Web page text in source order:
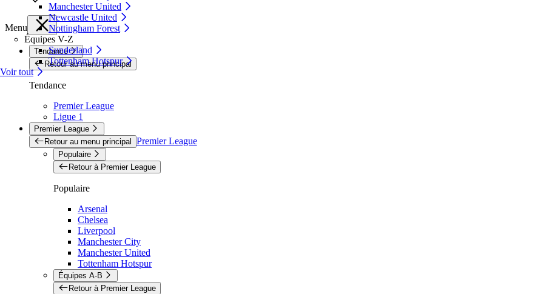
Manchester United
Newcastle United
Nottingham Forest
Équipes V-Z
Sunderland
Tottenham Hotspur
Voir tout
Menu
Tendance
Retour au menu principal
Tendance
Premier League
Ligue 1
Premier League
Retour au menu principal Premier League
Populaire
Retour à Premier League
Populaire
Arsenal
Chelsea
Liverpool
Manchester City
Manchester United
Tottenham Hotspur
Équipes A-B
Retour à Premier League